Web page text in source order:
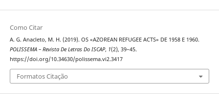
Como Citar
A. G. Anacleto, M. H. (2019). OS «AZOREAN REFUGEE ACTS» DE 1958 E 1960.
POLISSEMA – Revista De Letras Do ISCAP, 1(2), 39–45.
https://doi.org/10.34630/polissema.vi2.3417
Formatos Citação